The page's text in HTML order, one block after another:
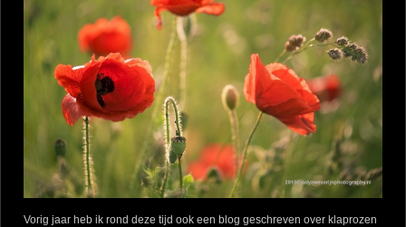
Vorig jaar heb ik rond deze tijd ook een blog geschreven over klaprozen